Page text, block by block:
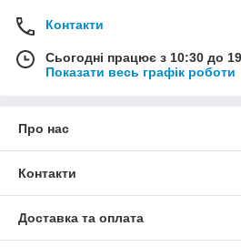
Контакти
Сьогодні працює з 10:30 до
Показати весь графік роботи
Про нас
Контакти
Доставка та оплата